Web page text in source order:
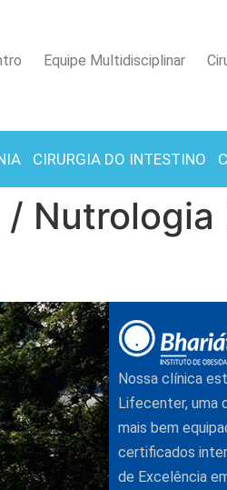
Equipe Multidisciplinar
CIRURGIA DO INTESTINO
/ Nutrologia
Nossa clínica
Lifecenter, uma
mais bem
certificados
de Excelência